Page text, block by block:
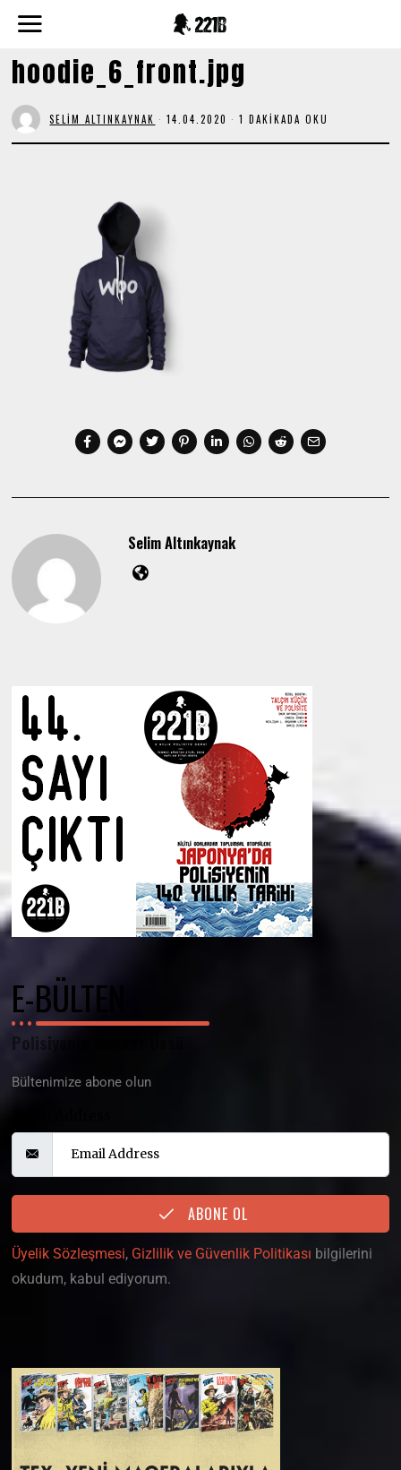
hoodie_6_front.jpg
SELIM ALTINKAYNAK 14.04.2020 1 DAKIKADA OKU
Selim Altınkaynak
E-BÜLTEN
Polisiyenin Merkez Üssü
Bültenimize abone olun
ABONE OL
Üyelik Sözleşmesi, Gizlilik ve Güvenlik Politikası bilgilerini
okudum, kabul ediyorum.